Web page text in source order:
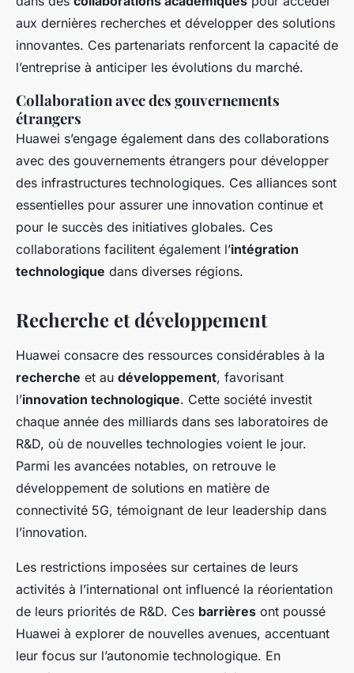
aux dernières recherches et développer des solutions
innovantes. Ces partenariats renforcent la capacité de
l’entreprise à anticiper les évolutions du marché.
Collaboration avec des gouvernements
étrangers
Huawei s’engage également dans des collaborations
avec des gouvernements étrangers pour développer
des infrastructures technologiques. Ces alliances sont
essentielles pour assurer une innovation continue et
pour le succès des initiatives globales. Ces
collaborations facilitent également l’intégration
technologique dans diverses régions.
Recherche et développement
Huawei consacre des ressources considérables à la
recherche et au développement, favorisant
l’innovation technologique. Cette société investit
chaque année des milliards dans ses laboratoires de
R&D, où de nouvelles technologies voient le jour.
Parmi les avancées notables, on retrouve le
développement de solutions en matière de
connectivité 5G, témoignant de leur leadership dans
l’innovation.
Les restrictions imposées sur certaines de leurs
activités à l’international ont influencé la réorientation
de leurs priorités de R&D. Ces barrières ont poussé
Huawei à explorer de nouvelles avenues, accentuant
leur focus sur l’autonomie technologique. En